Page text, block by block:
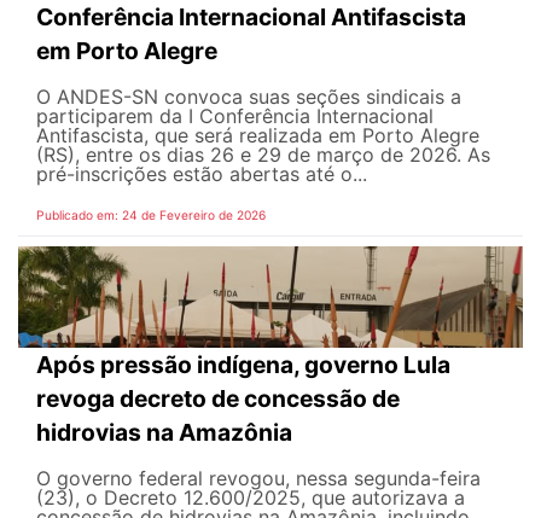
Conferência Internacional Antifascista
em Porto Alegre
O ANDES-SN convoca suas seções sindicais a
participarem da I Conferência Internacional
Antifascista, que será realizada em Porto Alegre
(RS), entre os dias 26 e 29 de março de 2026. As
pré-inscrições estão abertas até o...
Publicado em: 24 de Fevereiro de 2026
Após pressão indígena, governo Lula
revoga decreto de concessão de
hidrovias na Amazônia
O governo federal revogou, nessa segunda-feira
(23), o Decreto 12.600/2025, que autorizava a